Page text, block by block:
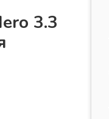
3.3